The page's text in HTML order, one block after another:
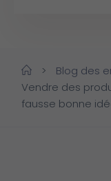
> Blog des
Vendre des
fausse bonne